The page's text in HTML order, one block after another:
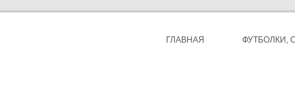
ГЛАВНАЯ ФУТБОЛКИ,